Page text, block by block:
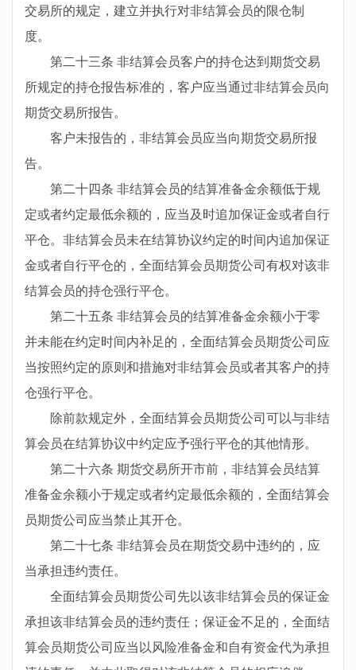
交易所的规定，建立并执行对非结算会员的限仓制
度。
第二十三条 非结算会员客户的持仓达到期货交易
所规定的持仓报告标准的，客户应当通过非结算会员向
期货交易所报告。
客户未报告的，非结算会员应当向期货交易所报
告。
第二十四条 非结算会员的结算准备金余额低于规
定或者约定最低余额的，应当及时追加保证金或者自行
平仓。非结算会员未在结算协议约定的时间内追加保证
金或者自行平仓的，全面结算会员期货公司有权对该非
结算会员的持仓强行平仓。
第二十五条 非结算会员的结算准备金余额小于零
并未能在约定时间内补足的，全面结算会员期货公司应
当按照约定的原则和措施对非结算会员或者其客户的持
仓强行平仓。
除前款规定外，全面结算会员期货公司可以与非结
算会员在结算协议中约定应予强行平仓的其他情形。
第二十六条 期货交易所开市前，非结算会员结算
准备金余额小于规定或者约定最低余额的，全面结算会
员期货公司应当禁止其开仓。
第二十七条 非结算会员在期货交易中违约的，应
当承担违约责任。
全面结算会员期货公司先以该非结算会员的保证金
承担该非结算会员的违约责任；保证金不足的，全面结
算会员期货公司应当以风险准备金和自有资金代为承担